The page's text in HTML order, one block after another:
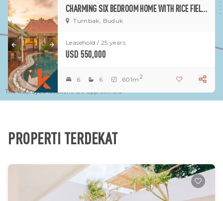
The displayed locations are approximate.
CHARMING SIX BEDROOM HOME WITH RICE FIELDS VIEWS IN TUMBAK
Tumbak, Buduk
Leasehold / 25 years
USD 550,000
6 6 601m2
PROPERTI TERDEKAT